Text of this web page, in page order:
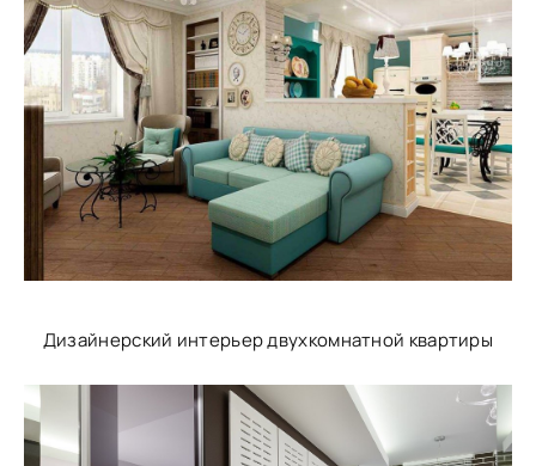
Дизайнерский интерьер двухкомнатной квартиры